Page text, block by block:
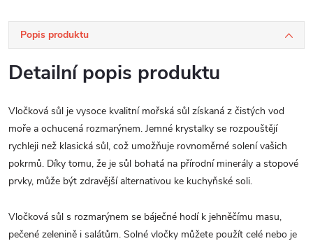
Popis produktu
Detailní popis produktu
Vločková sůl je vysoce kvalitní mořská sůl získaná z čistých vod
moře a ochucená rozmarýnem. Jemné krystalky se rozpouštějí
rychleji než klasická sůl, což umožňuje rovnoměrné solení vašich
pokrmů. Díky tomu, že je sůl bohatá na přírodní minerály a stopové
prvky, může být zdravější alternativou ke kuchyňské soli.
Vločková sůl s rozmarýnem se báječné hodí k jehněčímu masu,
pečené zelenině i salátům. Solné vločky můžete použít celé nebo je